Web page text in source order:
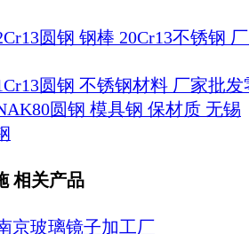
圆钢 钢棒 20Cr13不锈钢
圆钢 不锈钢材料 厂家批发
圆钢 模具钢 保材质 无锡
相关产品
京玻璃镜子加工厂